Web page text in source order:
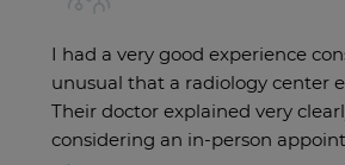
I had a very good experience
unusual that a radiology center
Their doctor explained very
considering an in-person